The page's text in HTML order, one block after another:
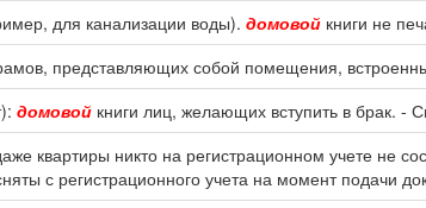
для канализации воды). домовой книги не
представляющих собой помещения,
домовой книги лиц, желающих вступить в брак. -
квартиры никто на регистрационном учете не
с регистрационного учета на момент подачи